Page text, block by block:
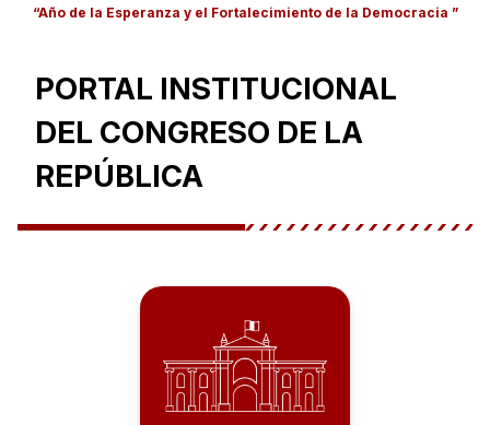
“Año de la Esperanza y el Fortalecimiento de la Democracia ”
PORTAL INSTITUCIONAL
DEL CONGRESO DE LA
REPÚBLICA